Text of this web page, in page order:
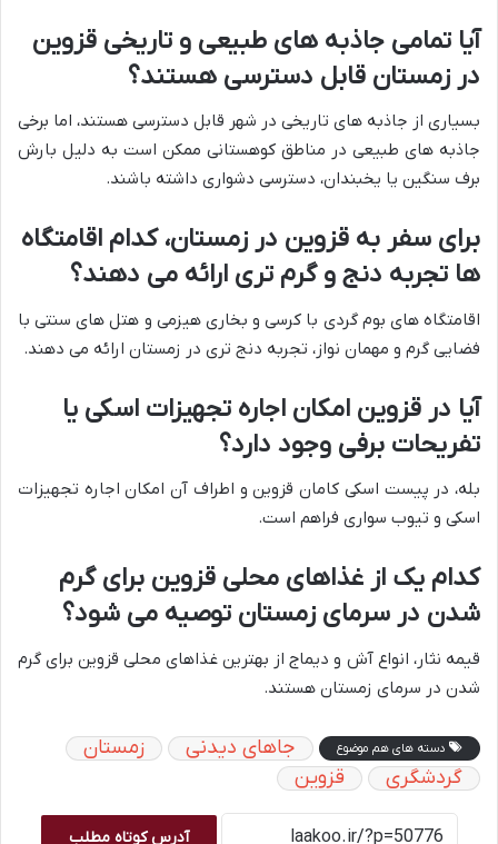
آیا تمامی جاذبه های طبیعی و تاریخی قزوین
در زمستان قابل دسترسی هستند؟
بسیاری از جاذبه های تاریخی در شهر قابل دسترسی هستند، اما برخی
جاذبه های طبیعی در مناطق کوهستانی ممکن است به دلیل بارش
برف سنگین یا یخبندان، دسترسی دشواری داشته باشند.
برای سفر به قزوین در زمستان، کدام اقامتگاه
ها تجربه دنج و گرم تری ارائه می دهند؟
اقامتگاه های بوم گردی با کرسی و بخاری هیزمی و هتل های سنتی با
فضایی گرم و مهمان نواز، تجربه دنج تری در زمستان ارائه می دهند.
آیا در قزوین امکان اجاره تجهیزات اسکی یا
تفریحات برفی وجود دارد؟
بله، در پیست اسکی کامان قزوین و اطراف آن امکان اجاره تجهیزات
اسکی و تیوب سواری فراهم است.
کدام یک از غذاهای محلی قزوین برای گرم
شدن در سرمای زمستان توصیه می شود؟
قیمه نثار، انواع آش و دیماج از بهترین غذاهای محلی قزوین برای گرم
شدن در سرمای زمستان هستند.
دسته های هم موضوع جاهای دیدنی
زمستان
گردشگری
قزوین
آدرس کوتاه مطلب